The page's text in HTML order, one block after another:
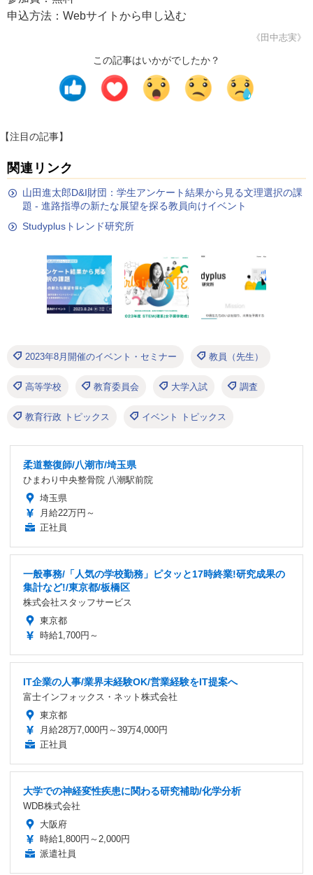
申込方法：Webサイトから申し込む
《田中志実》
この記事はいかがでしたか？
【注目の記事】
関連リンク
山田進太郎D&I財団：学生アンケート結果から見る文理選択の課
題 - 進路指導の新たな展望を探る教員向けイベント
Studyplusトレンド研究所
2023年8月開催のイベント・セミナー 教員（先生）
高等学校 教育委員会 大学入試 調査
教育行政 トピックス イベント トピックス
柔道整復師/八潮市/埼玉県
ひまわり中央整骨院 八潮駅前院
埼玉県
月給22万円～
正社員
一般事務/「人気の学校勤務」ピタッと17時終業!研究成果の
集計など!/東京都/板橋区
株式会社スタッフサービス
東京都
時給1,700円～
IT企業の人事/業界未経験OK/営業経験をIT提案へ
富士インフォックス・ネット株式会社
東京都
月給28万7,000円～39万4,000円
正社員
大学での神経変性疾患に関わる研究補助/化学分析
WDB株式会社
大阪府
時給1,800円～2,000円
派遣社員